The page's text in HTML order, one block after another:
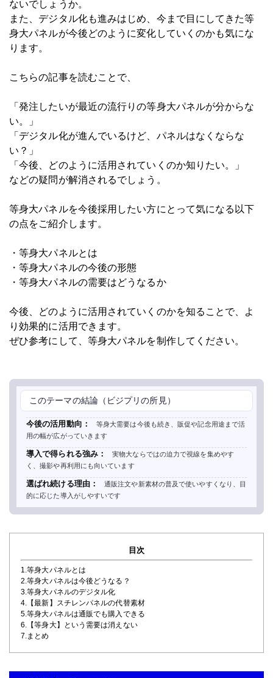
ないでしょうか。
また、デジタル化も進みはじめ、今まで目にしてきた等
身大パネルが今後どのように変化していくのかも気にな
ります。
こちらの記事を読むことで、
「発注したいが最近の流行りの等身大パネルが分からな
い。」
「デジタル化が進んでいるけど、パネルはなくならな
い？」
「今後、どのように活用されていくのか知りたい。」
などの疑問が解消されるでしょう。
等身大パネルを今後採用したい方にとって気になる以下
の点をご紹介します。
・等身大パネルとは
・等身大パネルの今後の形態
・等身大パネルの需要はどうなるか
今後、どのように活用されていくのかを知ることで、よ
り効果的に活用できます。
ぜひ参考にして、等身大パネルを制作してください。
このテーマの結論（ビジプリの所見）
今後の活用動向：
等身大需要は今後も続き、販促や記念用途まで活
用の幅が広がっていきます
導入で得られる強み：
実物大ならではの迫力で視線を集めやす
く、撮影や再利用にも向いています
選ばれ続ける理由：
通販注文や新素材の普及で使いやすくなり、目
的に応じた導入がしやすいです
目次
1.等身大パネルとは
2.等身大パネルは今後どうなる？
3.等身大パネルのデジタル化
4.【最新】スチレンパネルの代替素材
5.等身大パネルは通販でも購入できる
6.【等身大】という需要は消えない
7.まとめ